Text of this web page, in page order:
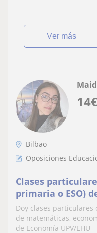
ver más
14€
Bilbao
Oposiciones
Clases
primaria o ESO)
economía,
Economía UPV/
Doy clases particulares
de matemáticas,
de Economía UPV/EHU